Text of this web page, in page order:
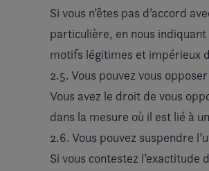
Si vous n’êtes pas d’accord
particulière, en nous
motifs légitimes et impérieux
2.5. Vous pouvez vous
Vous avez le droit de vous
dans la mesure où il est lié à
2.6. Vous pouvez suspendre
Si vous contestez l’exactitude